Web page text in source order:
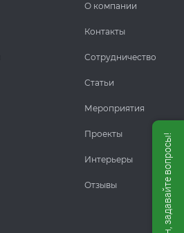
О компании
Контакты
Сотрудничество
Статьи
Мероприятия
Проекты
Интерьеры
Отзывы